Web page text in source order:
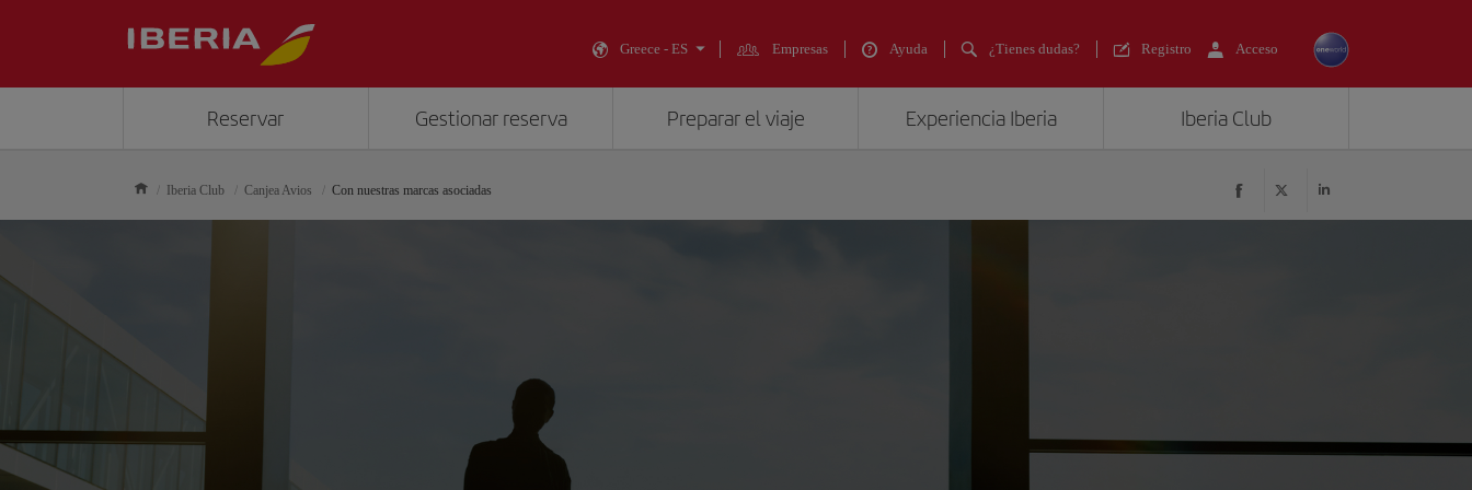
Greece - ES Empresas Ayuda ¿Tienes dudas? Registro Acceso
Reservar Gestionar reserva Preparar el viaje Experiencia Iberia Iberia Club
Iberia Club Canjea Avios Con nuestras marcas asociadas